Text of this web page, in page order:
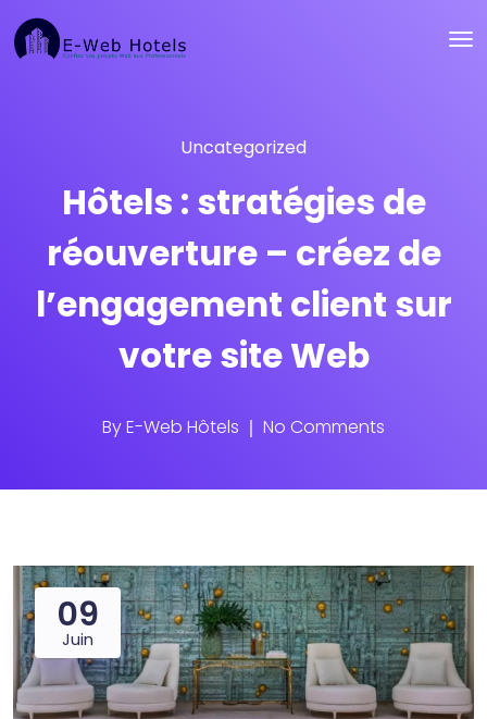
Uncategorized
Hôtels : stratégies de
réouverture – créez de
l’engagement client sur
votre site Web
ByE-Web Hôtels No Comments
09
Juin